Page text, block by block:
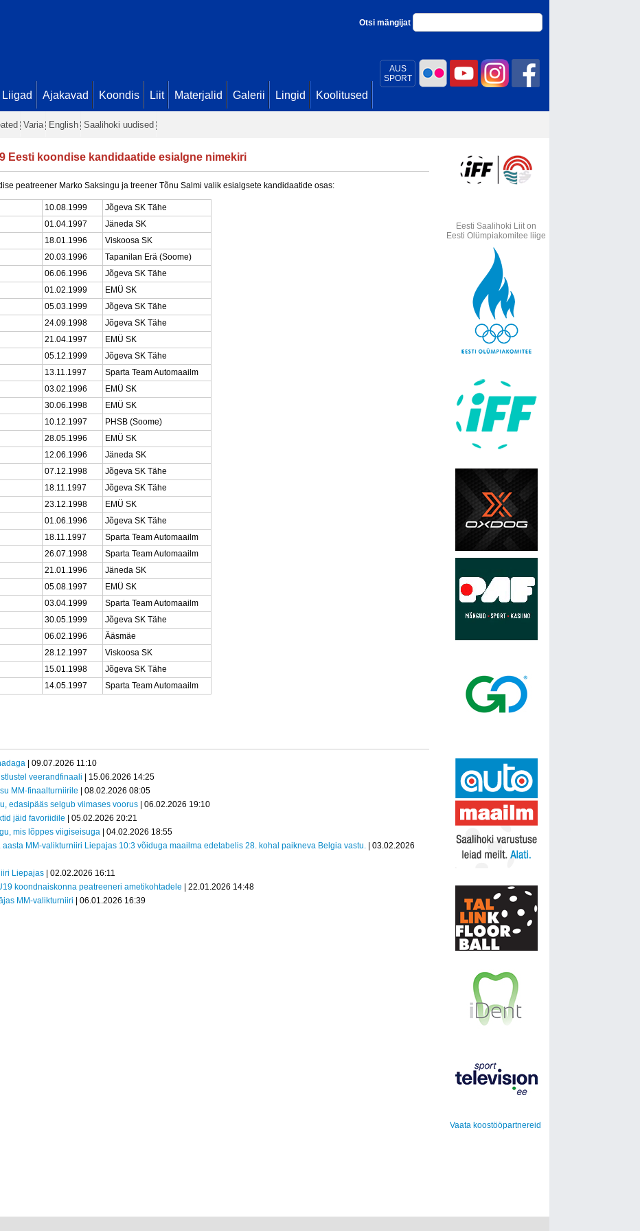
AUS
SPORT
Otsi mängijat
Liigad Ajakavad Koondis Liit Materjalid Galerii Lingid Koolitused
Varia English Saalihoki uudised
Eesti koondise kandidaatide esialgne nimekiri
peatreener Marko Saksingu ja treener Tõnu Salmi valik esialgsete kandidaatide osas:
10.08.1999
Jõgeva SK Tähe
01.04.1997
Jäneda SK
18.01.1996
Viskoosa SK
20.03.1996
Tapanilan Erä (Soome)
06.06.1996
Jõgeva SK Tähe
01.02.1999
EMÜ SK
05.03.1999
Jõgeva SK Tähe
24.09.1998
Jõgeva SK Tähe
21.04.1997
EMÜ SK
05.12.1999
Jõgeva SK Tähe
13.11.1997
Sparta Team Automaailm
03.02.1996
EMÜ SK
30.06.1998
EMÜ SK
10.12.1997
PHSB (Soome)
28.05.1996
EMÜ SK
12.06.1996
Jäneda SK
07.12.1998
Jõgeva SK Tähe
18.11.1997
Jõgeva SK Tähe
23.12.1998
EMÜ SK
01.06.1996
Jõgeva SK Tähe
18.11.1997
Sparta Team Automaailm
26.07.1998
Sparta Team Automaailm
21.01.1996
Jäneda SK
05.08.1997
EMÜ SK
03.04.1999
Sparta Team Automaailm
30.05.1999
Jõgeva SK Tähe
06.02.1996
Ääsmäe
28.12.1997
Viskoosa SK
15.01.1998
Jõgeva SK Tähe
14.05.1997
Sparta Team Automaailm
| 09.07.2026 11:10
veerandfinaali | 15.06.2026 14:25
MM-finaalturniirile | 08.02.2026 08:05
edasipääs selgub viimases voorus | 06.02.2026 19:10
jäid favoriidile | 05.02.2026 20:21
mis lõppes viigiseisuga | 04.02.2026 18:55
MM-valikturniiri Liepajas 10:3 võiduga maailma edetabelis 28. kohal paikneva Belgia vastu. | 03.02.2026
Liepajas | 02.02.2026 16:11
koondnaiskonna peatreeneri ametikohtadele | 22.01.2026 14:48
MM-valikturniiri | 06.01.2026 16:39
Eesti Saalihoki Liit on
Eesti Olümpiakomitee liige
Vaata koostööpartnereid